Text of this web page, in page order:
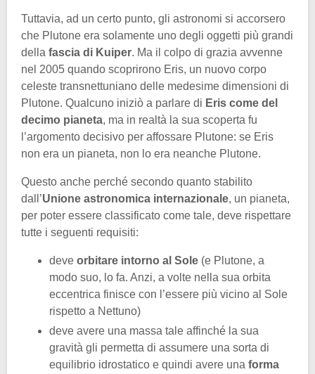
Tuttavia, ad un certo punto, gli astronomi si accorsero
che Plutone era solamente uno degli oggetti più grandi
della fascia di Kuiper. Ma il colpo di grazia avvenne
nel 2005 quando scoprirono Eris, un nuovo corpo
celeste transnettuniano delle medesime dimensioni di
Plutone. Qualcuno iniziò a parlare di Eris come del
decimo pianeta, ma in realtà la sua scoperta fu
l’argomento decisivo per affossare Plutone: se Eris
non era un pianeta, non lo era neanche Plutone.
Questo anche perché secondo quanto stabilito
dall’Unione astronomica internazionale, un pianeta,
per poter essere classificato come tale, deve rispettare
tutte i seguenti requisiti:
deve orbitare intorno al Sole (e Plutone, a
modo suo, lo fa. Anzi, a volte nella sua orbita
eccentrica finisce con l’essere più vicino al Sole
rispetto a Nettuno)
deve avere una massa tale affinché la sua
gravità gli permetta di assumere una sorta di
equilibrio idrostatico e quindi avere una forma